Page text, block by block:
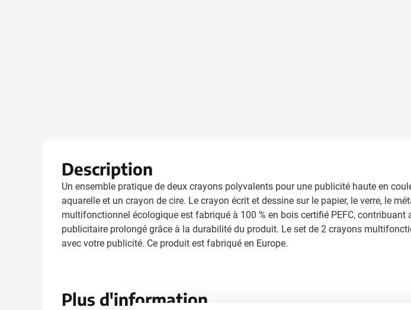
Description
Un ensemble pratique de deux crayons polyvalents pour une publicité haute en
aquarelle et un crayon de cire. Le crayon écrit et dessine sur le papier, le verre, le
multifonctionnel écologique est fabriqué à 100 % en bois certifié PEFC,
publicitaire prolongé grâce à la durabilité du produit. Le set de 2 crayons
avec votre publicité. Ce produit est fabriqué en Europe.
Plus d'information